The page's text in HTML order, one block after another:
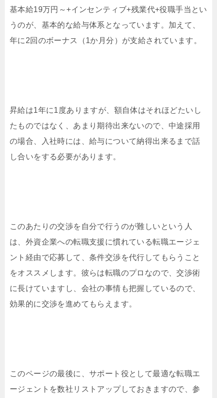
基本給19万円～+インセンティブ+残業代+役職手当とい
うのが、基本的な給与体系となっています。加えて、
年に2回のボーナス（1か月分）が支給されています。
昇給は1年に1度ありますが、額自体はそれほどたいし
たものではなく、あまり期待出来ないので、中途採用
の場合、入社時には、給与について納得出来るまで話
し合いをする必要があります。
このあたりの交渉を自分で行うのが難しいという人
は、外資企業への転職支援に慣れている転職エージェ
ント経由で応募して、条件交渉を代行してもらうこと
をオススメします。彼らは転職のプロなので、交渉術
に長けていますし、会社の事情も把握しているので、
効果的に交渉を進めてもらえます。
このページの最後に、サポート役として最適な転職エ
ージェントを数社リストアップしておきますので、参